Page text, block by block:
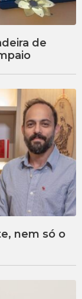
de
nem só o